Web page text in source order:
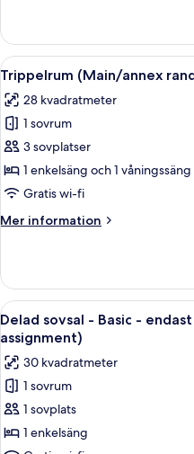
(Main/annex
random
assignment)
Öppna
alla
foton
för
Trippelrum
(Main/annex
random
7
Trippelrum (Main/annex
28 kvadratmeter
1 sovrum
3 sovplatser
1 enkelsäng och 1
Gratis wi-fi
Mer information
Mer
(Main/annex
random
assignment)
Öppna
alla
foton
för
Delad
sovsal
-
6
Delad sovsal - Basic -
assignment)
30 kvadratmeter
1 sovrum
1 sovplats
1 enkelsäng